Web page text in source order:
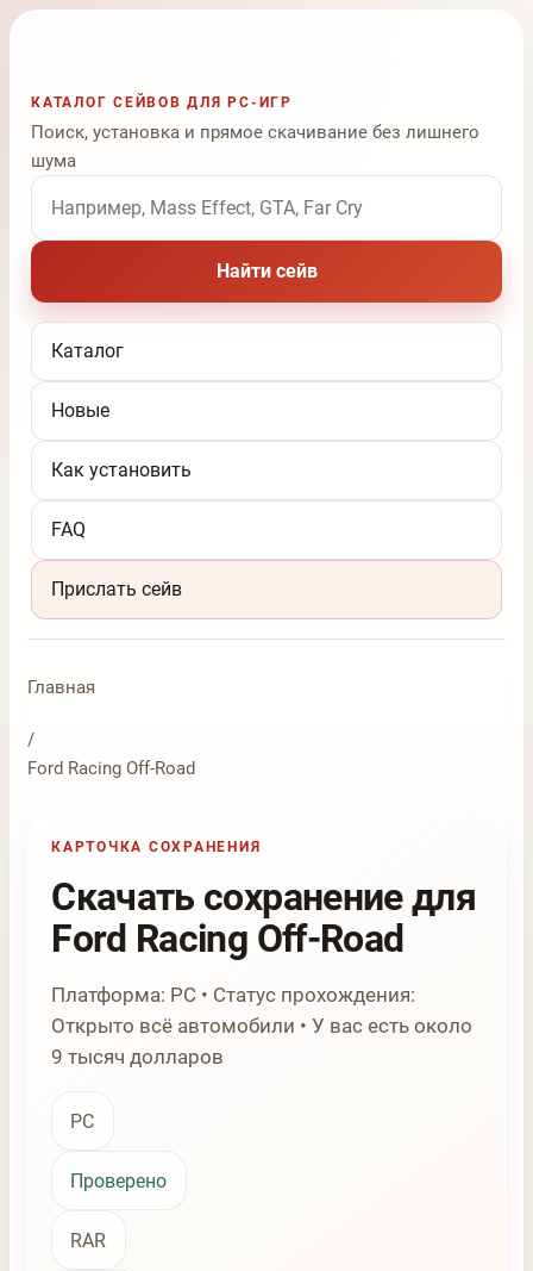
КАТАЛОГ СЕЙВОВ ДЛЯ PC-ИГР
Поиск, установка и прямое скачивание без лишнего
шума
Поиск по названию игры
Найти сейв
Каталог
Новые
Как установить
FAQ
Прислать сейв
Главная
/
Ford Racing Off-Road
КАРТОЧКА СОХРАНЕНИЯ
Скачать сохранение для
Ford Racing Off-Road
Платформа: PC • Статус прохождения:
Открыто всё автомобили • У вас есть около
9 тысяч долларов
PC
Проверено
RAR